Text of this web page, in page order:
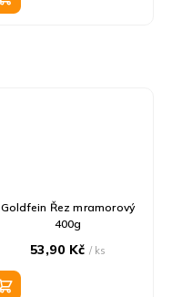
Goldfein Řez mramorový
400g
53,90 Kč/ ks